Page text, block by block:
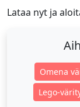
Lataa nyt ja
Omena
Lego-